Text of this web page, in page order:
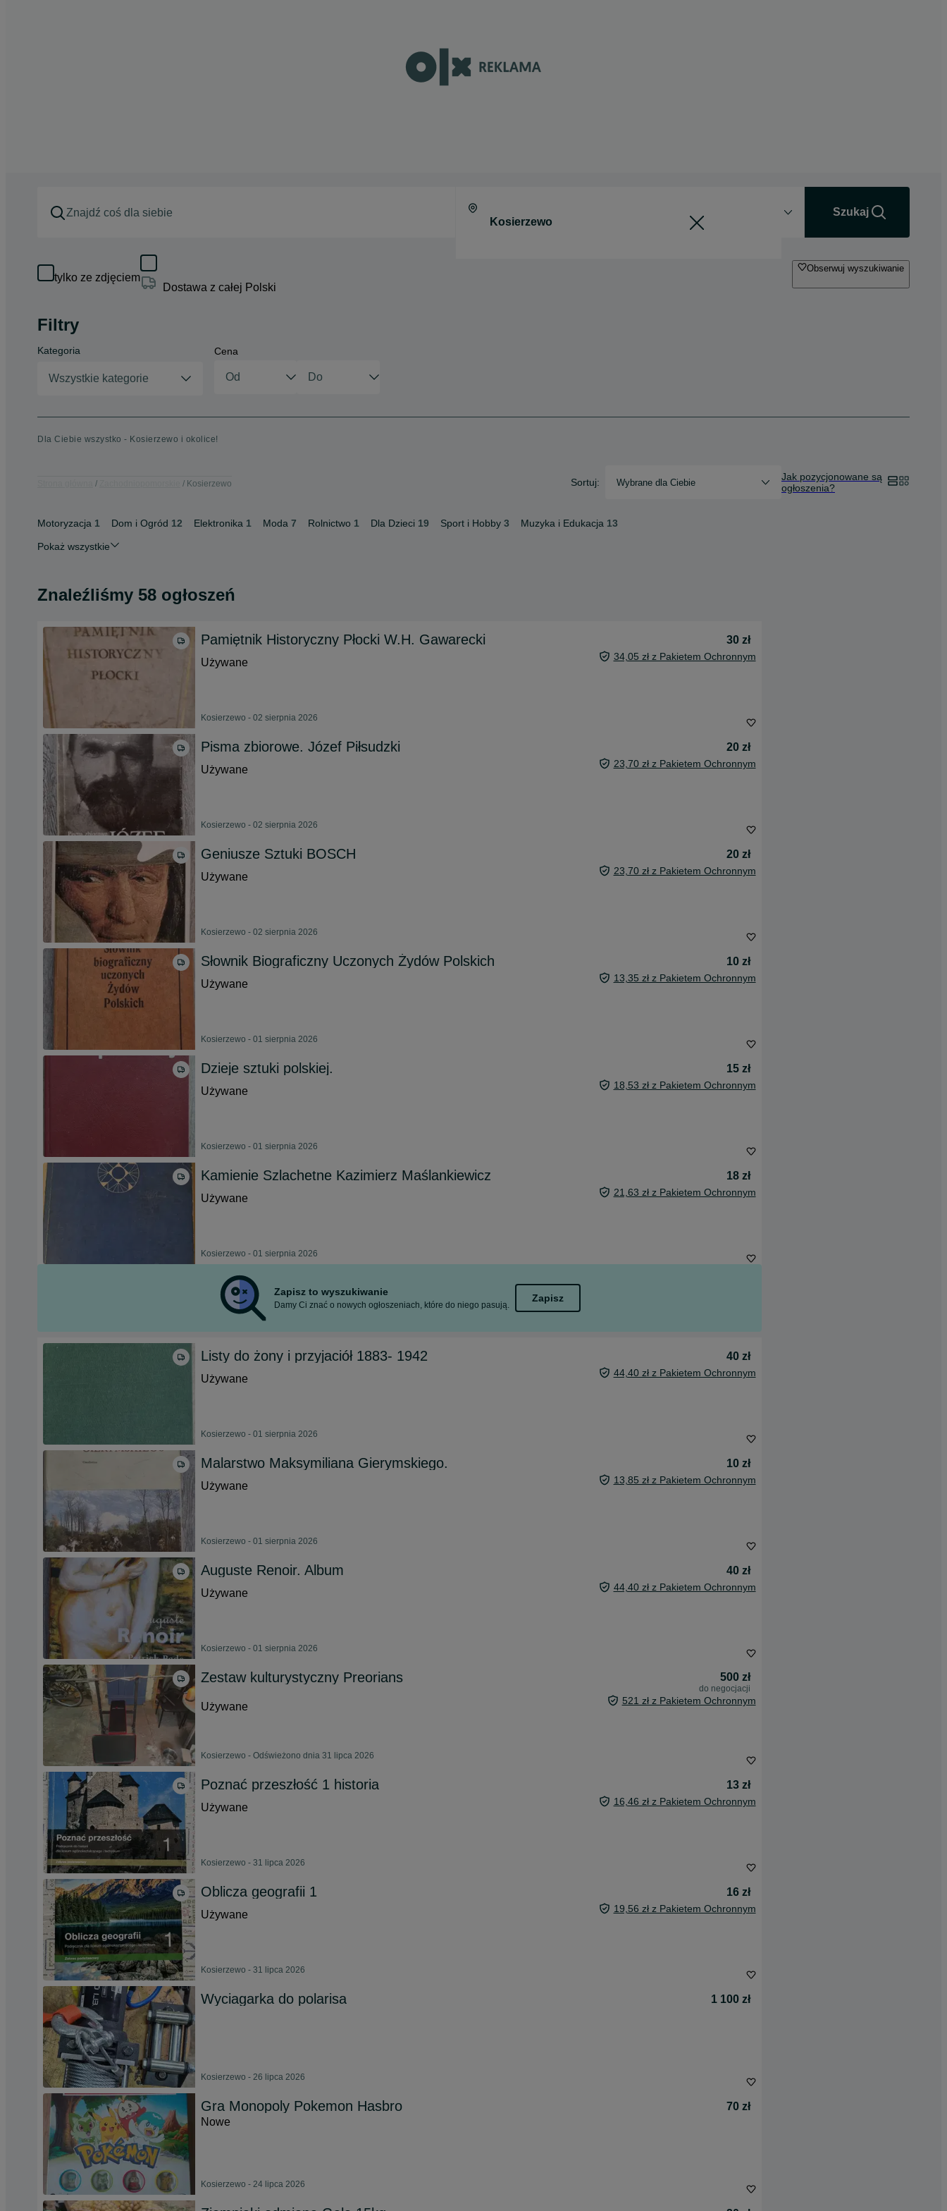
Szukaj
tylko ze zdjęciem
Dostawa z całej Polski
Obserwuj wyszukiwanie
Filtry
Kategoria
Wszystkie kategorie
Cena
Dla Ciebie wszystko - Kosierzewo i okolice!
Kosierzewo Sortuj: Wybrane dla Ciebie
Jak pozycjonowane są
ogłoszenia?
Motoryzacja 1 Dom i Ogród 12 Elektronika 1 Moda 7 Rolnictwo 1 Dla Dzieci 19 Sport i Hobby 3 Muzyka i Edukacja 13
Pokaż wszystkie
Znaleźliśmy 58 ogłoszeń
Pamiętnik Historyczny Płocki W.H. Gawarecki
30 zł
Używane
34,05 zł z Pakietem Ochronnym
Kosierzewo - 02 sierpnia 2026
Pisma zbiorowe. Józef Piłsudzki
20 zł
Używane
23,70 zł z Pakietem Ochronnym
Kosierzewo - 02 sierpnia 2026
Geniusze Sztuki BOSCH
20 zł
Używane
23,70 zł z Pakietem Ochronnym
Kosierzewo - 02 sierpnia 2026
Słownik Biograficzny Uczonych Żydów Polskich
10 zł
Używane
13,35 zł z Pakietem Ochronnym
Kosierzewo - 01 sierpnia 2026
Dzieje sztuki polskiej.
15 zł
Używane
18,53 zł z Pakietem Ochronnym
Kosierzewo - 01 sierpnia 2026
Kamienie Szlachetne Kazimierz Maślankiewicz
18 zł
Używane
21,63 zł z Pakietem Ochronnym
Kosierzewo - 01 sierpnia 2026
Zapisz to wyszukiwanie
Damy Ci znać o nowych ogłoszeniach, które do niego pasują.
Zapisz
Listy do żony i przyjaciół 1883- 1942
40 zł
Używane
44,40 zł z Pakietem Ochronnym
Kosierzewo - 01 sierpnia 2026
Malarstwo Maksymiliana Gierymskiego.
10 zł
Używane
13,85 zł z Pakietem Ochronnym
Kosierzewo - 01 sierpnia 2026
Auguste Renoir. Album
40 zł
Używane
44,40 zł z Pakietem Ochronnym
Kosierzewo - 01 sierpnia 2026
Zestaw kulturystyczny Preorians 500 zł
do negocjacji
Używane 521 zł z Pakietem Ochronnym
Kosierzewo - Odświeżono dnia 31 lipca 2026
Poznać przeszłość 1 historia
13 zł
Używane
16,46 zł z Pakietem Ochronnym
Kosierzewo - 31 lipca 2026
Oblicza geografii 1
16 zł
Używane
19,56 zł z Pakietem Ochronnym
Kosierzewo - 31 lipca 2026
Wyciagarka do polarisa 1 100 zł
Kosierzewo - 26 lipca 2026
Gra Monopoly Pokemon Hasbro
70 zł
Nowe
Kosierzewo - 24 lipca 2026